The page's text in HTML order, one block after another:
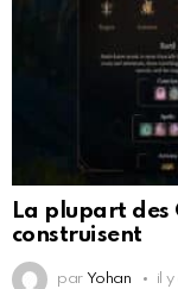
La plupart des
construisent
par Yohan il